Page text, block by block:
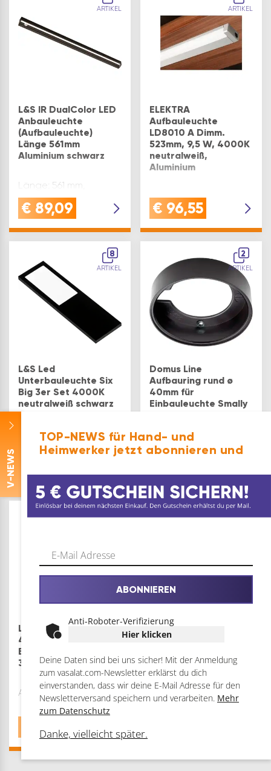
warmweiß und 4000K
neutralw…
ARTIKEL
L&S IR DualColor LED
Anbauleuchte
(Aufbauleuchte)
Länge 561mm
Aluminium schwarz
Länge: 561 mm,
Oberfläche: schwarz
€ 89,09
ARTIKEL
ELEKTRA
Aufbauleuchte
LD8010 A Dimm.
523mm, 9,5 W, 4000K
neutralweiß,
Aluminium
Leistung: 9,5 W
€ 96,55
8
ARTIKEL
L&S Led
Unterbauleuchte Six
Big 3er Set 4000K
neutralweiß schwarz
– flache
Tastschalter, 3x 260
Lumen, 24V,
Netzgerät – für Küche
Möbelbeleuchtung
2
ARTIKEL
Domus Line
Aufbauring rund ø
40mm für
Einbauleuchte Smally
Farbe: schwarz
L&S Aufbauring rund ø
40mm, H 14mm für
Einbauleuchte Nube
35 schwarz
Auswahl: 35 schwarz
16,44
LED`S LIGHT
Feuchtraum-
FRWL1.2 L: 650 mm,
7,5W Grau
Leistung: 7,5 W
V
-NEWS
TOP-NEWS für Hand- und
Heimwerker jetzt abonnieren und
ABONNIEREN
Anti-Roboter-Verifizierung
Hier klicken
Deine Daten sind bei uns sicher! Mit der Anmeldung
zum vasalat.com-Newsletter erklärst du dich
einverstanden, dass wir deine E-Mail Adresse für den
Newsletterversand speichern und verarbeiten. Mehr
zum Datenschutz
Danke, vielleicht später.